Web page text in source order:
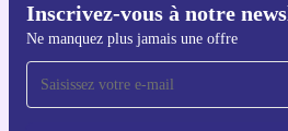
Inscrivez-vous à notre
Ne manquez plus jamais une offre
Téléchargez
Pour iOS et Android